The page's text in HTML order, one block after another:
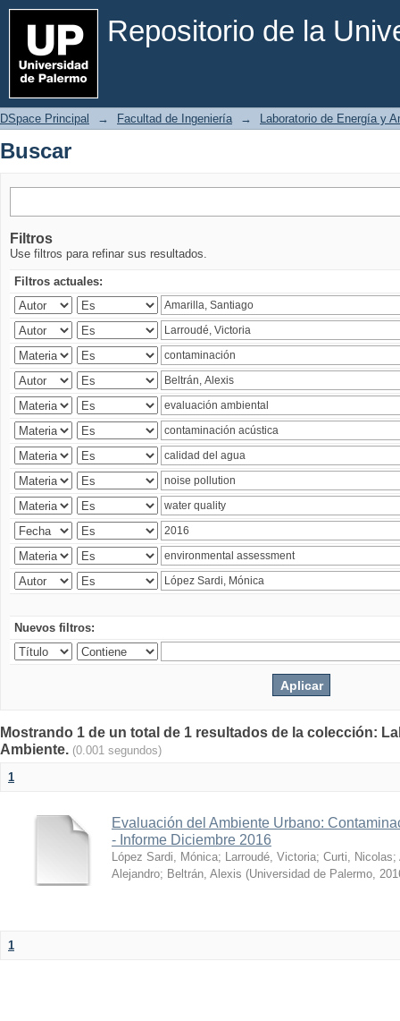
Repositorio de la
Buscar
DSpace Principal → Facultad de Ingeniería → Laboratorio de Energía y
Buscar
Filtros
Use filtros para refinar sus resultados.
Filtros actuales:
Nuevos filtros:
Mostrando 1 de un total de 1 resultados de la colección:
Ambiente. (0.001 segundos)
1
Evaluación del Ambiente Urbano:
- Informe Diciembre 2016
López Sardi, Mónica; Larroudé, Victoria; Curti, Nicolas;
Alejandro; Beltrán, Alexis (Universidad de Palermo,
1